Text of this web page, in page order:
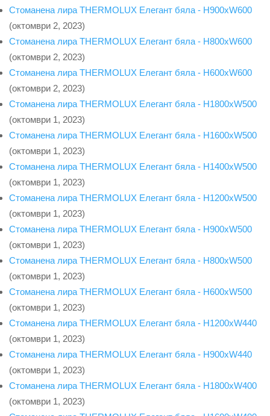
Стоманена лира THERMOLUX Елегант бяла - H900xW600
(октомври 2, 2023)
Стоманена лира THERMOLUX Елегант бяла - H800xW600
(октомври 2, 2023)
Стоманена лира THERMOLUX Елегант бяла - H600xW600
(октомври 2, 2023)
Стоманена лира THERMOLUX Елегант бяла - H1800xW500
(октомври 1, 2023)
Стоманена лира THERMOLUX Елегант бяла - H1600xW500
(октомври 1, 2023)
Стоманена лира THERMOLUX Елегант бяла - H1400xW500
(октомври 1, 2023)
Стоманена лира THERMOLUX Елегант бяла - H1200xW500
(октомври 1, 2023)
Стоманена лира THERMOLUX Елегант бяла - H900xW500
(октомври 1, 2023)
Стоманена лира THERMOLUX Елегант бяла - H800xW500
(октомври 1, 2023)
Стоманена лира THERMOLUX Елегант бяла - H600xW500
(октомври 1, 2023)
Стоманена лира THERMOLUX Елегант бяла - H1200xW440
(октомври 1, 2023)
Стоманена лира THERMOLUX Елегант бяла - H900xW440
(октомври 1, 2023)
Стоманена лира THERMOLUX Елегант бяла - H1800xW400
(октомври 1, 2023)